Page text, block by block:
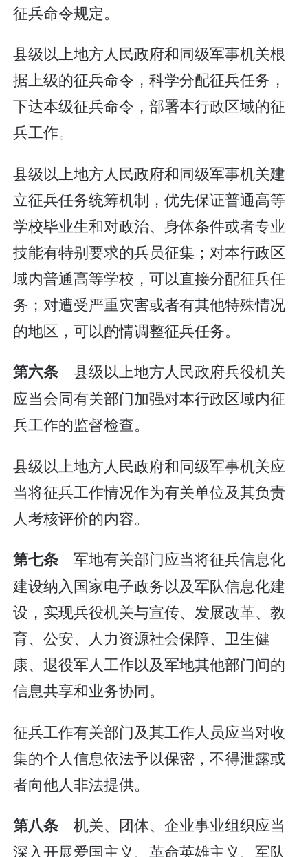
征兵命令规定。
县级以上地方人民政府和同级军事机关根
据上级的征兵命令，科学分配征兵任务，
下达本级征兵命令，部署本行政区域的征
兵工作。
县级以上地方人民政府和同级军事机关建
立征兵任务统筹机制，优先保证普通高等
学校毕业生和对政治、身体条件或者专业
技能有特别要求的兵员征集；对本行政区
域内普通高等学校，可以直接分配征兵任
务；对遭受严重灾害或者有其他特殊情况
的地区，可以酌情调整征兵任务。
第六条 县级以上地方人民政府兵役机关
应当会同有关部门加强对本行政区域内征
兵工作的监督检查。
县级以上地方人民政府和同级军事机关应
当将征兵工作情况作为有关单位及其负责
人考核评价的内容。
第七条 军地有关部门应当将征兵信息化
建设纳入国家电子政务以及军队信息化建
设，实现兵役机关与宣传、发展改革、教
育、公安、人力资源社会保障、卫生健
康、退役军人工作以及军地其他部门间的
信息共享和业务协同。
征兵工作有关部门及其工作人员应当对收
集的个人信息依法予以保密，不得泄露或
者向他人非法提供。
第八条 机关、团体、企业事业组织应当
深入开展爱国主义、革命英雄主义、军队